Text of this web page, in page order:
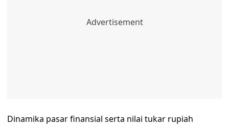
Dinamika pasar finansial serta nilai tukar rupiah